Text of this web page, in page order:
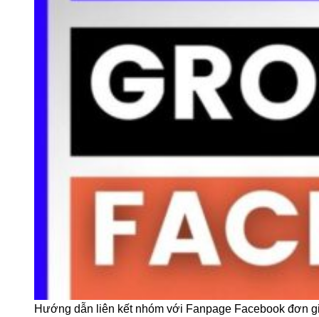
Hướng dẫn liên kết nhóm với Fanpage Facebook đơn